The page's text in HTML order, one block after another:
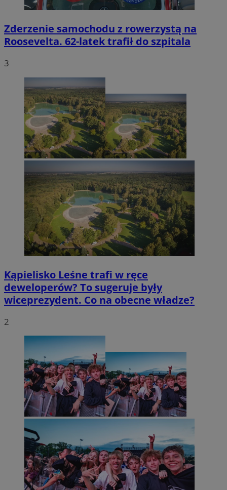
Zderzenie samochodu z rowerzystą na
Roosevelta. 62-latek trafił do szpitala
3
Kąpielisko Leśne trafi w ręce
deweloperów? To sugeruje były
wiceprezydent. Co na obecne władze?
2